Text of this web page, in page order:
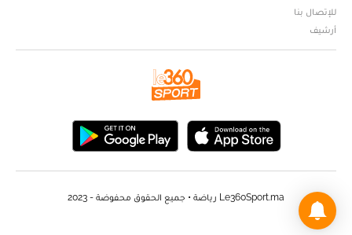
للإتصال بنا
أرشيف
Le360Sport.ma رياضة • جميع الحقوق محفوضة - 2023